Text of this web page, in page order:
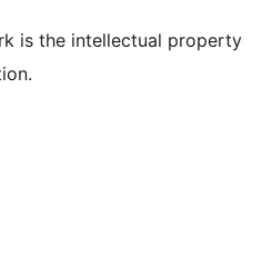
is the intellectual property